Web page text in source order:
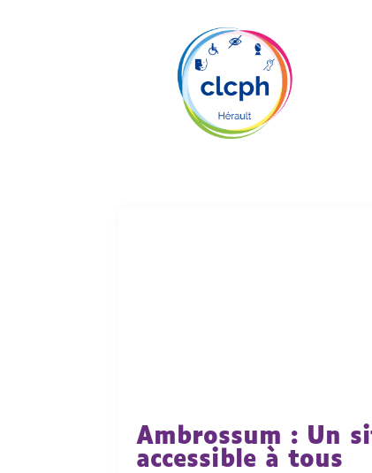
Ambrossum : Un
accessible à tous